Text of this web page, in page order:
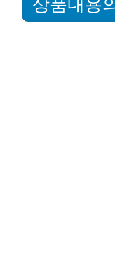
상품내용